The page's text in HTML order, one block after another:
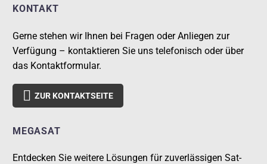
KONTAKT
Gerne stehen wir Ihnen bei Fragen oder Anliegen zur
Verfügung – kontaktieren Sie uns telefonisch oder über
das Kontaktformular.
 ZUR KONTAKTSEITE
MEGASAT
Entdecken Sie weitere Lösungen für zuverlässigen Sat-